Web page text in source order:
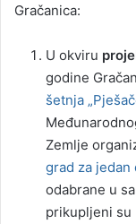
Gračanica:
U okviru
godine
šetnja
Zemlje
grad za jedan
odabrane u
prikupljeni su